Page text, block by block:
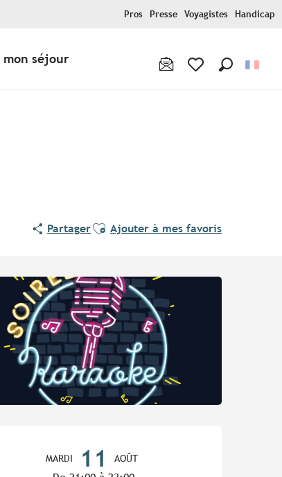
Pros Presse Voyagistes Handicap
mon séjour
PartagerAjouter aux favoris
Ajouter à mes favoris
MARDI 11 AOÛT